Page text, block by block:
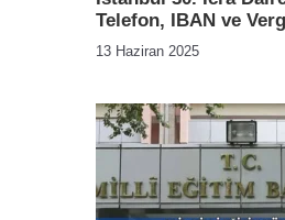
Telefon, IBAN ve
13 Haziran 2025